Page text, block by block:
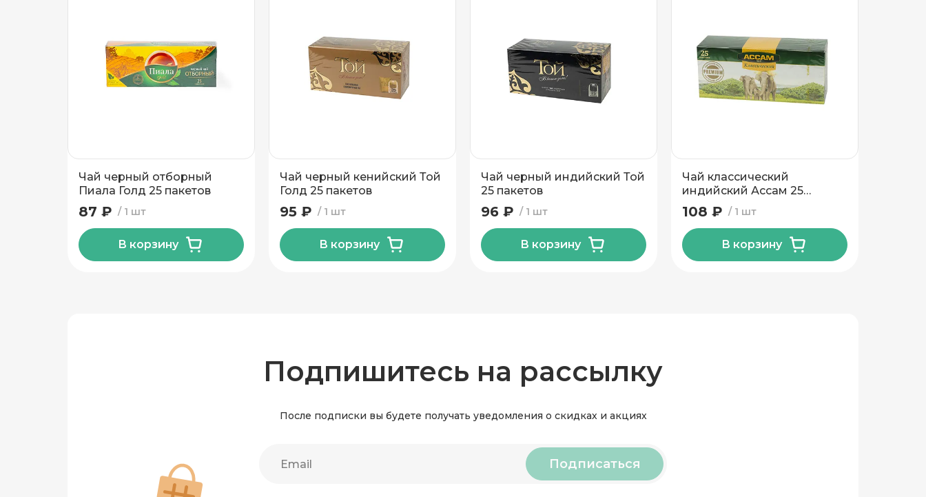
Чай черный отборный
Пиала Голд 25 пакетов
1 шт
87 ₽
В корзину
Чай черный кенийский Той
Голд 25 пакетов
1 шт
95 ₽
В корзину
Чай черный индийский Той
25 пакетов
1 шт
96 ₽
В корзину
Чай классический
индийский Ассам 25
пакетов
1 шт
108 ₽
В корзину
Подпишитесь на рассылку
После подписки вы будете получать уведомления о скидках и акциях
Подписаться